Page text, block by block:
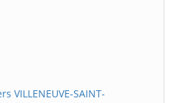
VILLENEUVE-SAINT-